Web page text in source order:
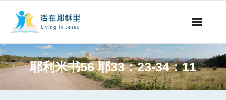
事工概要
耶利米书56 耶33：23-34：11